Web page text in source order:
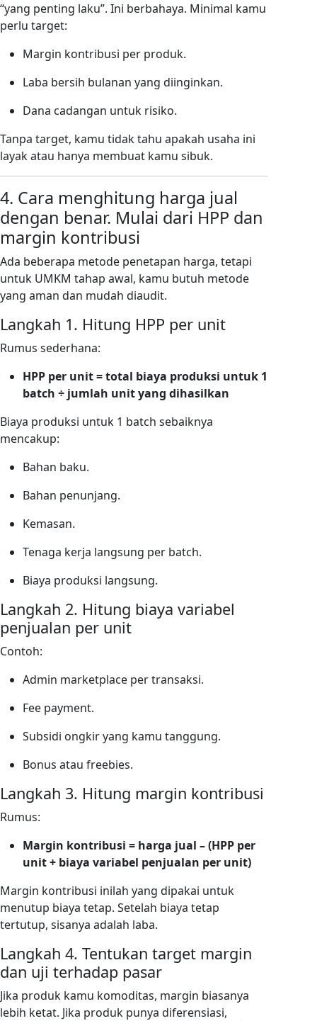
“yang penting laku”. Ini berbahaya. Minimal kamu
perlu target:
Margin kontribusi per produk.
Laba bersih bulanan yang diinginkan.
Dana cadangan untuk risiko.
Tanpa target, kamu tidak tahu apakah usaha ini
layak atau hanya membuat kamu sibuk.
4. Cara menghitung harga jual
dengan benar. Mulai dari HPP dan
margin kontribusi
Ada beberapa metode penetapan harga, tetapi
untuk UMKM tahap awal, kamu butuh metode
yang aman dan mudah diaudit.
Langkah 1. Hitung HPP per unit
Rumus sederhana:
HPP per unit = total biaya produksi untuk 1
batch ÷ jumlah unit yang dihasilkan
Biaya produksi untuk 1 batch sebaiknya
mencakup:
Bahan baku.
Bahan penunjang.
Kemasan.
Tenaga kerja langsung per batch.
Biaya produksi langsung.
Langkah 2. Hitung biaya variabel
penjualan per unit
Contoh:
Admin marketplace per transaksi.
Fee payment.
Subsidi ongkir yang kamu tanggung.
Bonus atau freebies.
Langkah 3. Hitung margin kontribusi
Rumus:
Margin kontribusi = harga jual – (HPP per
unit + biaya variabel penjualan per unit)
Margin kontribusi inilah yang dipakai untuk
menutup biaya tetap. Setelah biaya tetap
tertutup, sisanya adalah laba.
Langkah 4. Tentukan target margin
dan uji terhadap pasar
Jika produk kamu komoditas, margin biasanya
lebih ketat. Jika produk punya diferensiasi,